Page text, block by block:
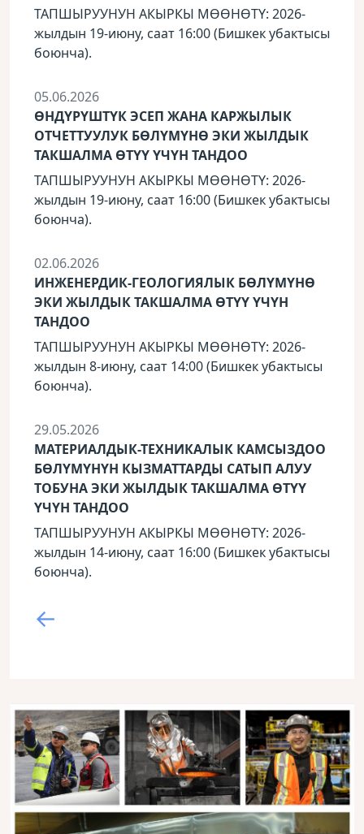
ТАПШЫРУУНУН АКЫРКЫ МӨӨНӨТҮ: 2026-
жылдын 19-июну, саат 16:00 (Бишкек убактысы
боюнча).
05.06.2026
ӨНДҮРҮШТҮК ЭСЕП ЖАНА КАРЖЫЛЫК
ОТЧЕТТУУЛУК БӨЛҮМҮНӨ ЭКИ ЖЫЛДЫК
ТАКШАЛМА ӨТҮҮ ҮЧҮН ТАНДОО
ТАПШЫРУУНУН АКЫРКЫ МӨӨНӨТҮ: 2026-
жылдын 19-июну, саат 16:00 (Бишкек убактысы
боюнча).
02.06.2026
ИНЖЕНЕРДИК-ГЕОЛОГИЯЛЫК БӨЛҮМҮНӨ
ЭКИ ЖЫЛДЫК ТАКШАЛМА ӨТҮҮ ҮЧҮН
ТАНДОО
ТАПШЫРУУНУН АКЫРКЫ МӨӨНӨТҮ: 2026-
жылдын 8-июну, саат 14:00 (Бишкек убактысы
боюнча).
29.05.2026
МАТЕРИАЛДЫК-ТЕХНИКАЛЫК КАМСЫЗДОО
БӨЛҮМҮНҮН КЫЗМАТТАРДЫ САТЫП АЛУУ
ТОБУНА ЭКИ ЖЫЛДЫК ТАКШАЛМА ӨТҮҮ
ҮЧҮН ТАНДОО
ТАПШЫРУУНУН АКЫРКЫ МӨӨНӨТҮ: 2026-
жылдын 14-июну, саат 16:00 (Бишкек убактысы
боюнча).
←